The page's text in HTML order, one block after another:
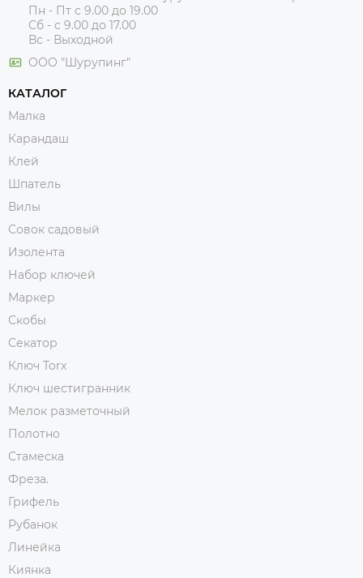
Пн - Пт с 9.00 до 19.00
Сб - с 9.00 до 17.00
Вс - Выходной
ООО "Шурупинг"
КАТАЛОГ
Малка
Карандаш
Клей
Шпатель
Вилы
Совок садовый
Изолента
Набор ключей
Маркер
Скобы
Секатор
Ключ Torx
Ключ шестигранник
Мелок разметочный
Полотно
Стамеска
Фреза.
Грифель
Рубанок
Линейка
Киянка